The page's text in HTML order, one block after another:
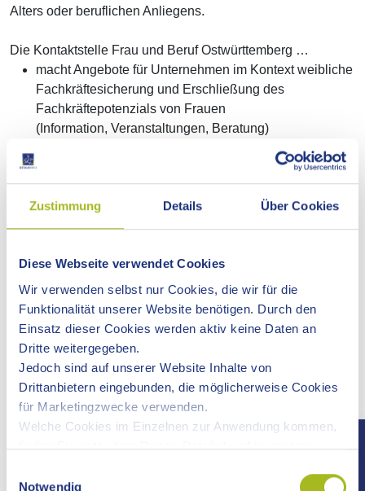
Zustimmung Details Über Cookies
Diese Webseite verwendet Cookies
Wir verwenden selbst nur Cookies, die wir für die
Funktionalität unserer Website benötigen. Durch den
Einsatz dieser Cookies werden aktiv keine Daten an
Dritte weitergegeben.
Jedoch sind auf unserer Website Inhalte von
Drittanbietern eingebunden, die möglicherweise Cookies
für Marketingzwecke verwenden.
Welche Cookies im Einzelnen zur Anwendung kommen,
finden Sie unter dem Reiter „Details“ und in unserer
Notwendig
Alters oder beruflichen Anliegens.
Die Kontaktstelle Frau und Beruf Ostwürttemberg …
macht Angebote für Unternehmen im Kontext weibliche
Fachkräftesicherung und Erschließung des
Fachkräftepotenzials von Frauen
(Information, Veranstaltungen, Beratung)
KONTAKTDATEN
Kontaktstelle Frau und Beruf Ostwürtttemberg
73430 Aalen
Telefon 07361 503-2415 / 0162 2631236
Telefax 07361 503-582415
E-Mail
frau-beruf[at]ostalbkreis.de
VERANSTALTUNGEN / TERMINE